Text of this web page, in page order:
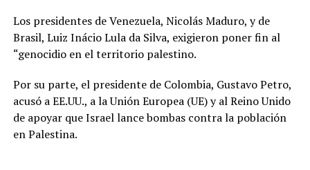
Los presidentes de Venezuela, Nicolás Maduro, y de
Brasil, Luiz Inácio Lula da Silva, exigieron poner fin al
“genocidio en el territorio palestino.
Por su parte, el presidente de Colombia, Gustavo Petro,
acusó a EE.UU., a la Unión Europea (UE) y al Reino Unido
de apoyar que Israel lance bombas contra la población
en Palestina.